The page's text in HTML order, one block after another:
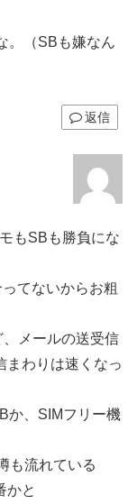
。（SBも嫌なん
返信
もSBも勝負にな
てないからお粗
、メールの送受信
まわりは速くなっ
か、SIMフリー機
も流れている
かと